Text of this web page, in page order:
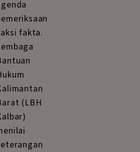
fakta.
(LBH